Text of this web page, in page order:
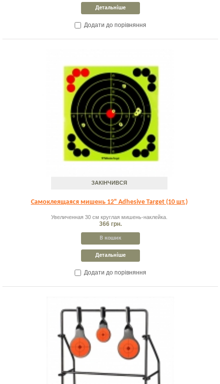
Детальніше
Додати до порівняння
ЗАКІНЧИВСЯ
Самоклеящаяся мишень 12" Adhesive Target (10 шт.)
Увеличенная 30 см круглая мишень-наклейка.
366 грн.
В кошик
Детальніше
Додати до порівняння